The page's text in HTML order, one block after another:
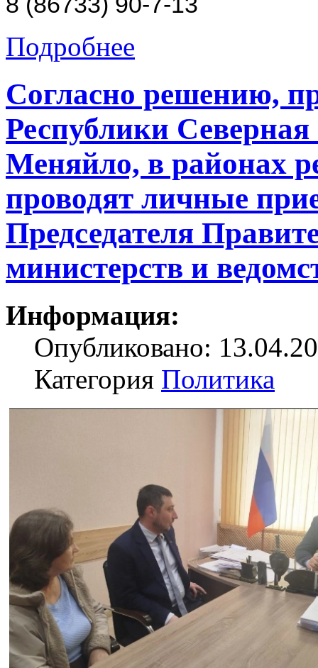
Подробнее
Согласно решению,
Республики
Меняйло, в районах
проводят личные
Председателя
министерств и
Информация:
Опубликовано:
Категория Политика